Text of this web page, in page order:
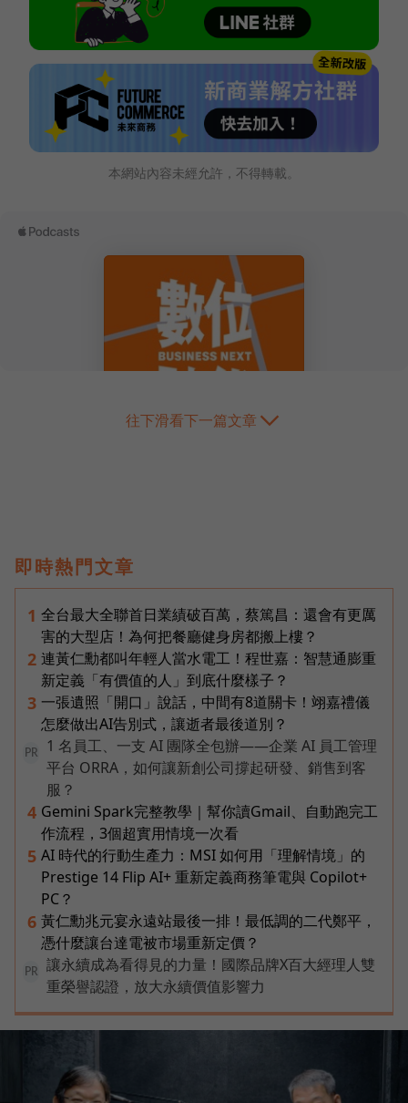
本網站內容未經允許，不得轉載。
往下滑看下一篇文章
即時熱門文章
1 全台最大全聯首日業績破百萬，蔡篤昌：還會有更厲
害的大型店！為何把餐廳健身房都搬上樓？
2 連黃仁勳都叫年輕人當水電工！程世嘉：智慧通膨重
新定義「有價值的人」到底什麼樣子？
3 一張遺照「開口」說話，中間有8道關卡！翊嘉禮儀
怎麼做出AI告別式，讓逝者最後道別？
PR
1 名員工、一支 AI 團隊全包辦——企業 AI 員工管理
平台 ORRA，如何讓新創公司撐起研發、銷售到客
服？
4 Gemini Spark完整教學｜幫你讀Gmail、自動跑完工
作流程，3個超實用情境一次看
5 AI 時代的行動生產力：MSI 如何用「理解情境」的
Prestige 14 Flip AI+ 重新定義商務筆電與 Copilot+
PC？
6 黃仁勳兆元宴永遠站最後一排！最低調的二代鄭平，
憑什麼讓台達電被市場重新定價？
PR
讓永續成為看得見的力量！國際品牌X百大經理人雙
重榮譽認證，放大永續價值影響力